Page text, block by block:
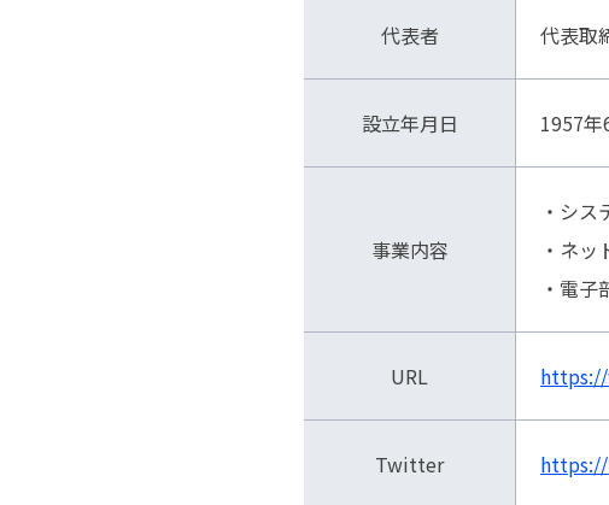
代表者 代表取
設立年月日 1957年
事業内容
・シ
・ネ
・電子
URL
Twitter